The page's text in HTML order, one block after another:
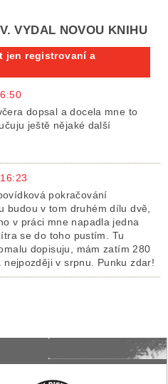
VYDAL NOVOU KNIHU
jen registrovaní a
dopsal a docela mne to
ještě nějaké další
pokračování
budou v tom druhém dílu dvě,
v práci mne napadla jedna
se do toho pustím. Tu
dopisuju, mám zatím 280
v srpnu. Punku zdar!